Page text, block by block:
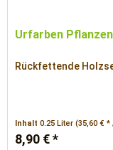
Urfarben
Rückfettende
Inhalt0.25 Liter(35,60 € *
8,90 € *